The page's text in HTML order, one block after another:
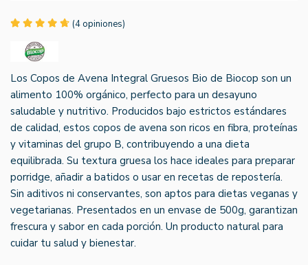
(4 opiniones)
Los Copos de Avena Integral Gruesos Bio de Biocop son un
alimento 100% orgánico, perfecto para un desayuno
saludable y nutritivo. Producidos bajo estrictos estándares
de calidad, estos copos de avena son ricos en fibra, proteínas
y vitaminas del grupo B, contribuyendo a una dieta
equilibrada. Su textura gruesa los hace ideales para preparar
porridge, añadir a batidos o usar en recetas de repostería.
Sin aditivos ni conservantes, son aptos para dietas veganas y
vegetarianas. Presentados en un envase de 500g, garantizan
frescura y sabor en cada porción. Un producto natural para
cuidar tu salud y bienestar.